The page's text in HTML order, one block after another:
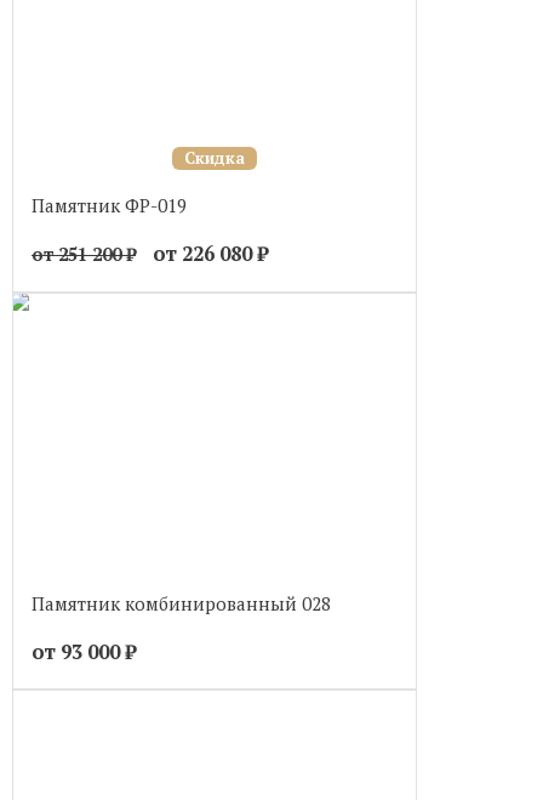
Скидка
Памятник ФР-019
от 251 200₽ от 226 080₽
Памятник комбинированный 028
от 93 000₽